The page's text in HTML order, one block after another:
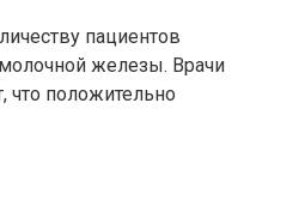
пациентов
железы. Врачи
положительно